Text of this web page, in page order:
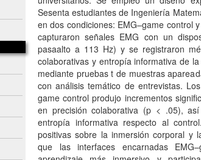
Sesenta estudiantes de Ingeniería
en dos condiciones: EMG–game control
capturaron señales EMG con un
pasaalto a 113 Hz) y se registraron
colaborativas y entropía informativa de
mediante pruebas t de muestras
con análisis temático de entrevistas.
game control produjo incrementos
en precisión colaborativa (p < .05),
entropía informativa respecto al
positivas sobre la inmersión corporal y
que las interfaces encarnadas